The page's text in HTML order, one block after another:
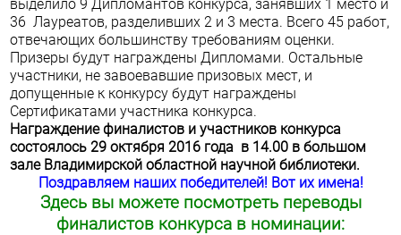
выделило 9 Дипломантов конкурса, занявших 1 место и
36 Лауреатов, разделивших 2 и 3 места. Всего 45 работ,
отвечающих большинству требованиям оценки.
Призеры будут награждены Дипломами. Остальные
участники, не завоевавшие призовых мест, и
допущенные к конкурсу будут награждены
Сертификатами участника конкурса.
Награждение финалистов и участников конкурса
состоялось 29 октября 2016 года в 14.00 в большом
зале Владимирской областной научной библиотеки.
Поздравляем наших победителей! Вот их имена!
Здесь вы можете посмотреть переводы
финалистов конкурса в номинации: